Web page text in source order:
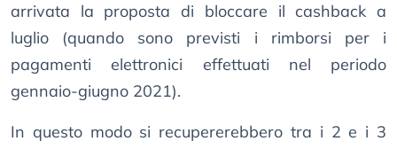
arrivata la proposta di bloccare il cashback a
luglio (quando sono previsti i rimborsi per i
pagamenti elettronici effettuati nel periodo
gennaio-giugno 2021).
In questo modo si recupererebbero tra i 2 e i 3